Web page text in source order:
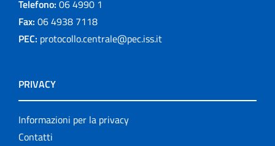
Telefono: 06 4990 1
Fax: 06 4938 7118
PEC: protocollo.centrale@pec.iss.it
PRIVACY
Informazioni per la privacy
Contatti